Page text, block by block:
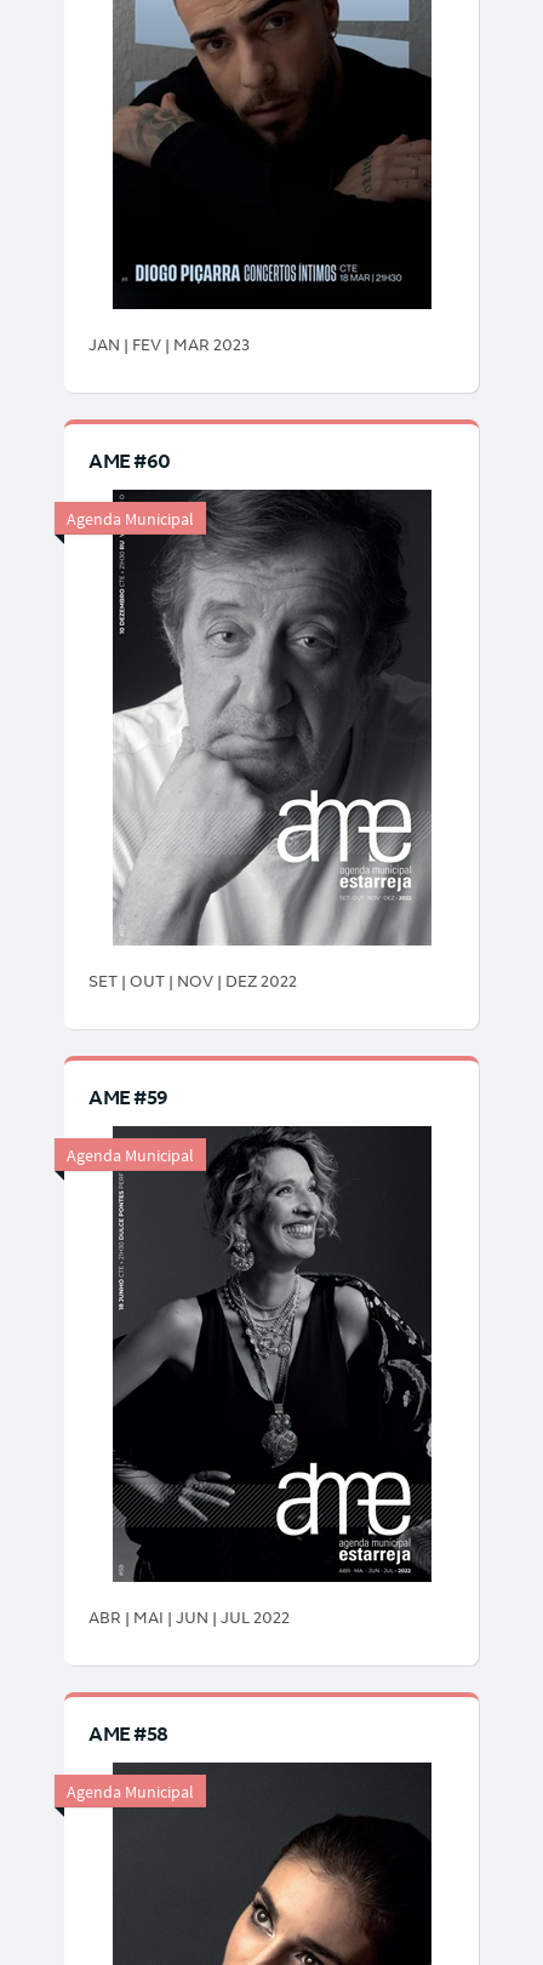
JAN | FEV | MAR 2023
AME #60
Agenda Municipal
SET | OUT | NOV | DEZ 2022
AME #59
Agenda Municipal
ABR | MAI | JUN | JUL 2022
AME #58
Agenda Municipal